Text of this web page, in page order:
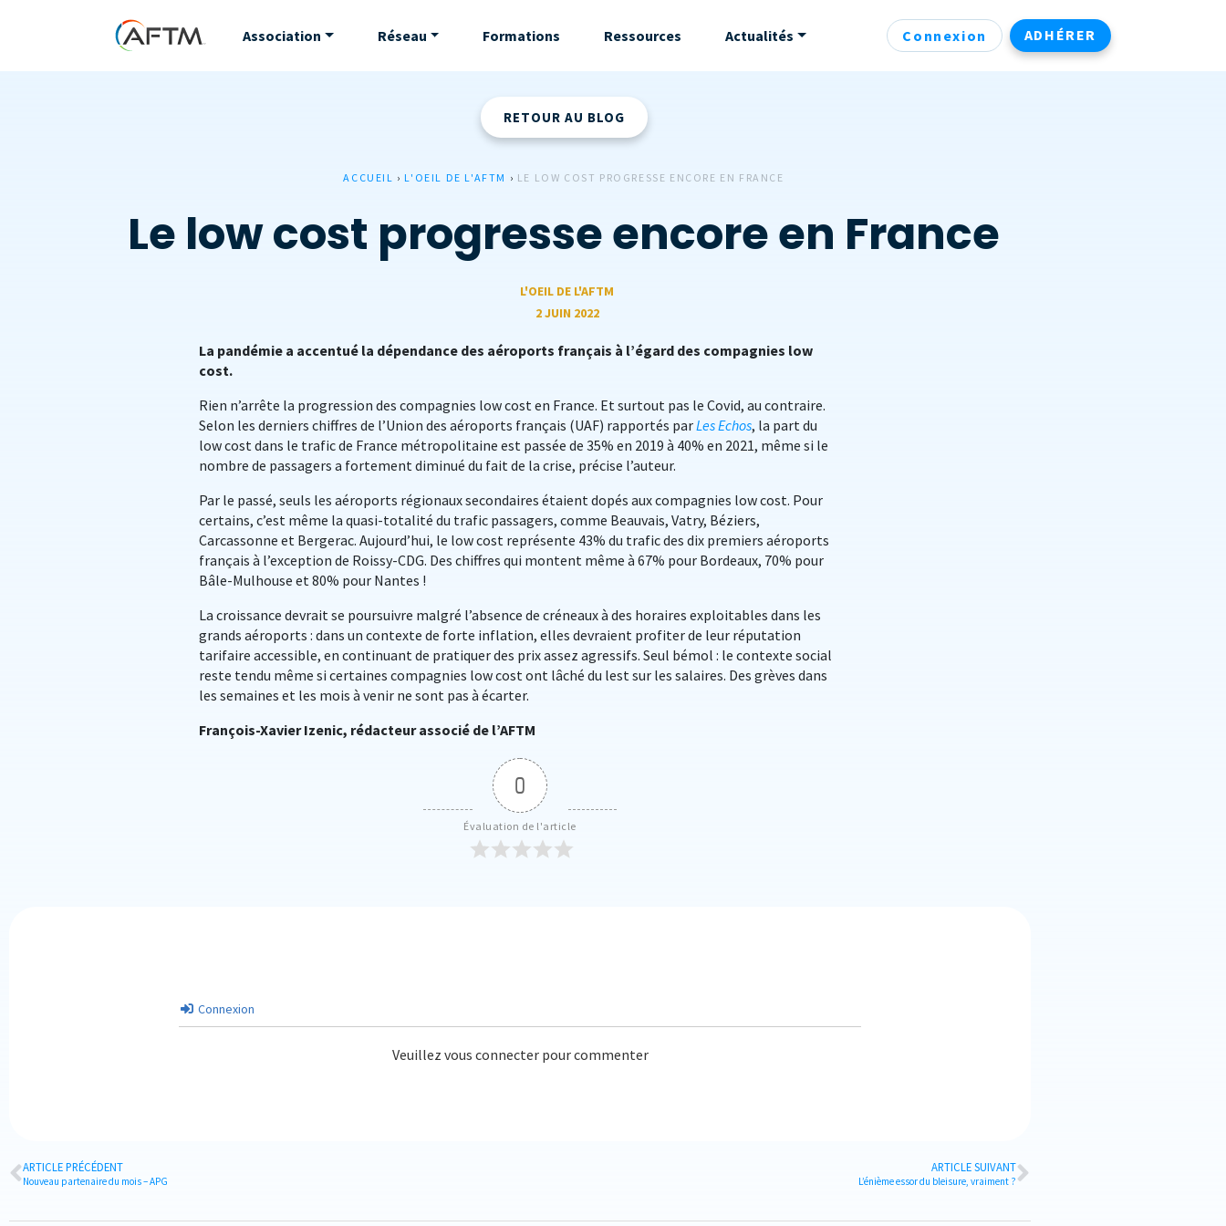
Association Réseau Formations Ressources Actualités Connexion ADHÉRER
RETOUR AU BLOG
ACCUEIL › L'OEIL DE L'AFTM › LE LOW COST PROGRESSE ENCORE EN FRANCE
Le low cost progresse encore en France
L'OEIL DE L'AFTM
2 JUIN 2022
La pandémie a accentué la dépendance des aéroports français à l’égard des compagnies low
cost.
Rien n’arrête la progression des compagnies low cost en France. Et surtout pas le Covid, au contraire.
Selon les derniers chiffres de l’Union des aéroports français (UAF) rapportés parLes Echos, la part du
low cost dans le trafic de France métropolitaine est passée de 35% en 2019 à 40% en 2021, même si le
nombre de passagers a fortement diminué du fait de la crise, précise l’auteur.
Par le passé, seuls les aéroports régionaux secondaires étaient dopés aux compagnies low cost. Pour
certains, c’est même la quasi-totalité du trafic passagers, comme Beauvais, Vatry, Béziers,
Carcassonne et Bergerac. Aujourd’hui, le low cost représente 43% du trafic des dix premiers aéroports
français à l’exception de Roissy-CDG. Des chiffres qui montent même à 67% pour Bordeaux, 70% pour
Bâle-Mulhouse et 80% pour Nantes !
La croissance devrait se poursuivre malgré l’absence de créneaux à des horaires exploitables dans les
grands aéroports : dans un contexte de forte inflation, elles devraient profiter de leur réputation
tarifaire accessible, en continuant de pratiquer des prix assez agressifs. Seul bémol : le contexte social
reste tendu même si certaines compagnies low cost ont lâché du lest sur les salaires. Des grèves dans
les semaines et les mois à venir ne sont pas à écarter.
François-Xavier Izenic, rédacteur associé de l’AFTM
0
Évaluation de l'article
Connexion
Veuillez vous connecter pour commenter
ARTICLE PRÉCÉDENT
Nouveau partenaire du mois – APG
ARTICLE SUIVANT
L’énième essor du bleisure, vraiment ?